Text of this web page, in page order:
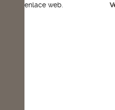
enlace web.